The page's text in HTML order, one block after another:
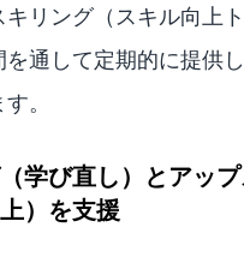
リング（スキル向上
を通して定期的に提供
。
学び直し）とアッ
）を支援